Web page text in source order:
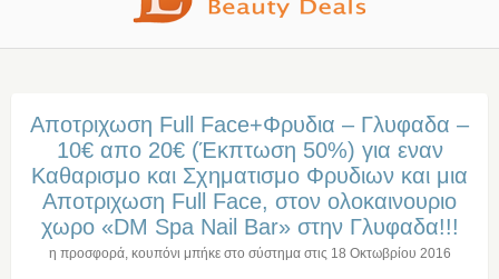
Αποτριχωση Full Face+Φρυδια – Γλυφαδα –
10€ απο 20€ (Έκπτωση 50%) για εναν
Καθαρισμο και Σχηματισμο Φρυδιων και μια
Αποτριχωση Full Face, στον ολοκαινουριο
χωρο «DM Spa Nail Bar» στην Γλυφαδα!!!
η προσφορά, κουπόνι μπήκε στο σύστημα στις 18 Οκτωβρίου 2016